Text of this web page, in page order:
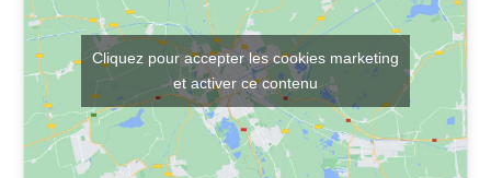
Cliquez pour accepter les cookies marketing
et activer ce contenu